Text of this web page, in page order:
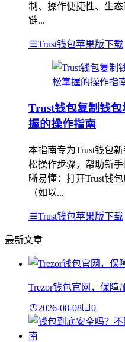
制、操作便捷性、生
链...
Trust钱包苹果版下载
Trust钱包复制钱
握的操作指南
本指南专为Trust钱包
松操作步骤，帮助新
晰易懂：打开Trust钱
（如以...
Trust钱包苹果版下载
最新文章
Trezor钱包官网，保障
2026-08-08 0